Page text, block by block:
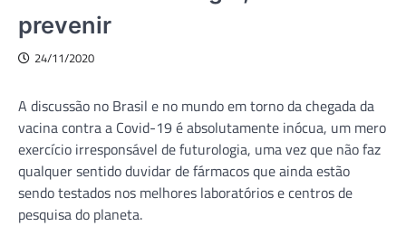
prevenir
24/11/2020
A discussão no Brasil e no mundo em torno da chegada da
vacina contra a Covid-19 é absolutamente inócua, um mero
exercício irresponsável de futurologia, uma vez que não faz
qualquer sentido duvidar de fármacos que ainda estão
sendo testados nos melhores laboratórios e centros de
pesquisa do planeta.